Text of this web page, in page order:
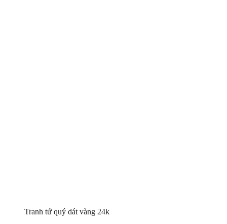
Tranh tứ quý dát vàng 24k